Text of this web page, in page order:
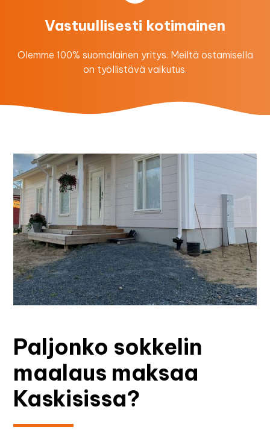
Vastuullisesti kotimainen
Olemme 100% suomalainen yritys. Meiltä ostamisella
on työllistävä vaikutus.
Paljonko sokkelin
maalaus maksaa
Kaskisissa?